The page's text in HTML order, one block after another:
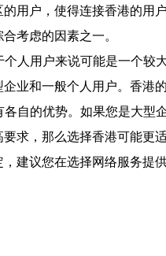
用户，使得连接香港的用
考虑的因素之一。
人用户来说可能是一个较
业和一般个人用户。香港
自的优势。如果您是大
求，那么选择香港可能更适
建议您在选择网络服务提